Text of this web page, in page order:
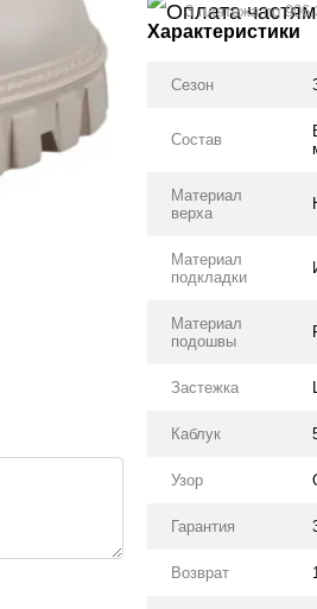
3 платежа по
Характеристики
Сезон
Состав
Материал
верха
Материал
подкладки
Материал
подошвы
Застежка
Каблук
Узор
Гарантия
Возврат